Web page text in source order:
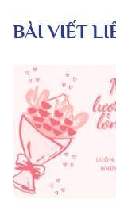
BÀI VIẾT